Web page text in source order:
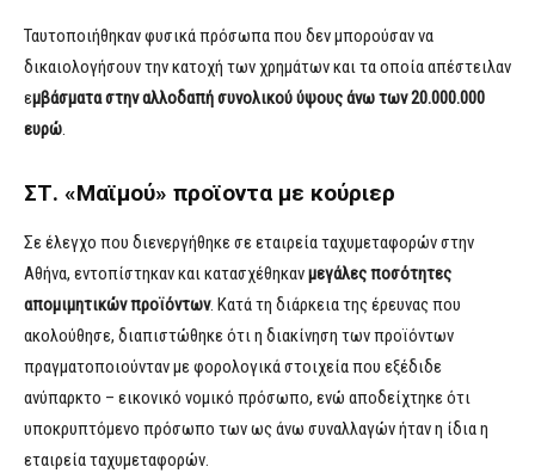
Ταυτοποιήθηκαν φυσικά πρόσωπα που δεν μπορούσαν να
δικαιολογήσουν την κατοχή των χρημάτων και τα οποία απέστειλαν
εμβάσματα στην αλλοδαπή συνολικού ύψους άνω των 20.000.000
ευρώ.
ΣΤ. «Μαϊμού» προϊοντα με κούριερ
Σε έλεγχο που διενεργήθηκε σε εταιρεία ταχυμεταφορών στην
Αθήνα, εντοπίστηκαν και κατασχέθηκανμεγάλες ποσότητες
απομιμητικών προϊόντων. Κατά τη διάρκεια της έρευνας που
ακολούθησε, διαπιστώθηκε ότι η διακίνηση των προϊόντων
πραγματοποιούνταν με φορολογικά στοιχεία που εξέδιδε
ανύπαρκτο – εικονικό νομικό πρόσωπο, ενώ αποδείχτηκε ότι
υποκρυπτόμενο πρόσωπο των ως άνω συναλλαγών ήταν η ίδια η
εταιρεία ταχυμεταφορών.